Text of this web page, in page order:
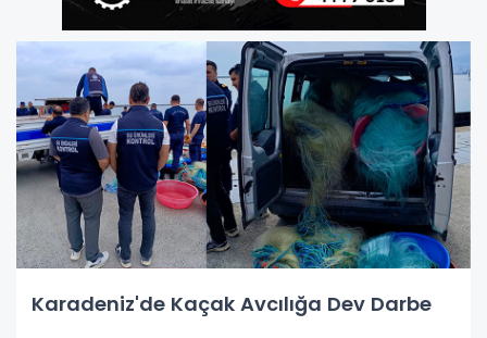
Karadeniz'de Kaçak Avcılığa Dev Darbe